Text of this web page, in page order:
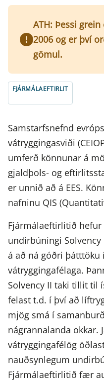
ATH: Þessi
2006 og er því
gömul.
FJÁRMÁLAEFTIRLIT
Samstarfsnefnd
vátryggingasviði
umferð könnunar á
gjaldþols- og
er unnið að á EES.
nafninu QIS
Fjármálaeftirlitið
undirbúningi
á að ná góðri þátttöku
vátryggingafélaga.
Solvency II taki tillit til
felast t.d. í því að
mjög smá í
nágrannalanda okkar.
vátryggingafélög
nauðsynlegum
Fjármálaeftirlitið fær